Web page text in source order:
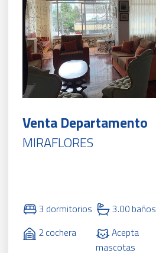
Venta Departamento
MIRAFLORES
3 dormitorios 3.00 baños
2 cochera
Acepta
mascotas